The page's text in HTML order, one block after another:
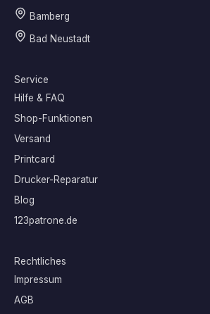
Bamberg
Bad Neustadt
Service
Hilfe & FAQ
Shop-Funktionen
Versand
Printcard
Drucker-Reparatur
Blog
123patrone.de
Rechtliches
Impressum
AGB